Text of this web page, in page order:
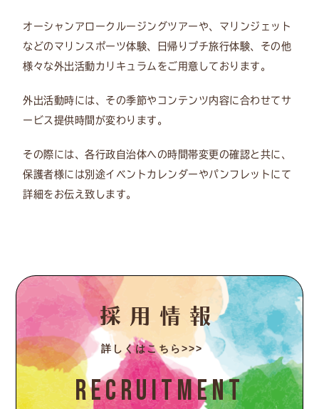
オーシャンアロークルージングツアーや、マリンジェット
などのマリンスポーツ体験、日帰りプチ旅行体験、その他
様々な外出活動カリキュラムをご用意しております。
外出活動時には、その季節やコンテンツ内容に合わせてサ
ービス提供時間が変わります。
その際には、各行政自治体への時間帯変更の確認と共に、
保護者様には別途イベントカレンダーやパンフレットにて
詳細をお伝え致します。
採用情報
詳しくはこちら>>>
Recruitment